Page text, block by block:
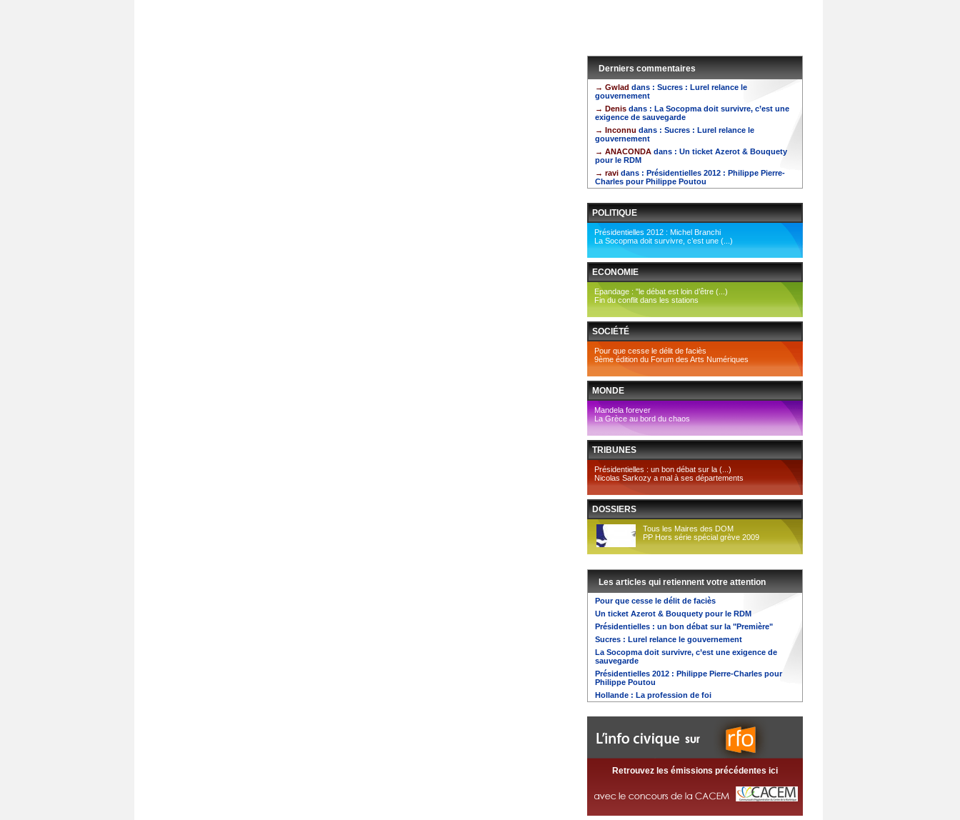
Derniers commentaires
→ Gwlad dans : Sucres : Lurel relance le
gouvernement
→ Denis dans : La Socopma doit survivre, c’est une
exigence de sauvegarde
→ Inconnu dans : Sucres : Lurel relance le
gouvernement
→ ANACONDA dans : Un ticket Azerot & Bouquety
pour le RDM
→ ravi dans : Présidentielles 2012 : Philippe Pierre-
Charles pour Philippe Poutou
POLITIQUE
Présidentielles 2012 : Michel Branchi
La Socopma doit survivre, c’est une (...)
ECONOMIE
Epandage : "le débat est loin d’être (...)
Fin du conflit dans les stations
SOCIÉTÉ
Pour que cesse le délit de faciès
9ème édition du Forum des Arts Numériques
MONDE
Mandela forever
La Grèce au bord du chaos
TRIBUNES
Présidentielles : un bon débat sur la (...)
Nicolas Sarkozy a mal à ses départements
DOSSIERS
Tous les Maires des DOM
PP Hors série spécial grève 2009
Les articles qui retiennent votre attention
Pour que cesse le délit de faciès
Un ticket Azerot & Bouquety pour le RDM
Présidentielles : un bon débat sur la "Première"
Sucres : Lurel relance le gouvernement
La Socopma doit survivre, c’est une exigence de
sauvegarde
Présidentielles 2012 : Philippe Pierre-Charles pour
Philippe Poutou
Hollande : La profession de foi
Retrouvez les émissions précédentes ici